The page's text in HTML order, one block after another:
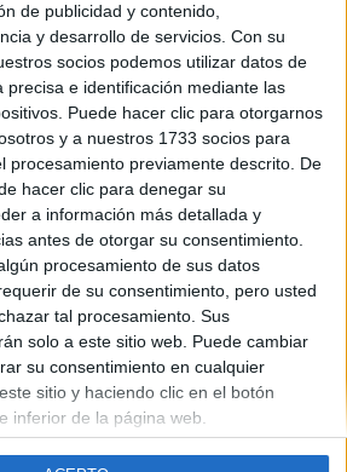
de publicidad y contenido,
y desarrollo de servicios. Con su
socios podemos utilizar datos de
precisa e identificación mediante las
Puede hacer clic para otorgarnos
y a nuestros 1733 socios para
procesamiento previamente descrito. De
hacer clic para denegar su
a información más detallada y
antes de otorgar su consentimiento.
procesamiento de sus datos
de su consentimiento, pero usted
tal procesamiento. Sus
solo a este sitio web. Puede cambiar
su consentimiento en cualquier
sitio y haciendo clic en el botón
inferior de la página web.
47, 28006 Madrid
contratación